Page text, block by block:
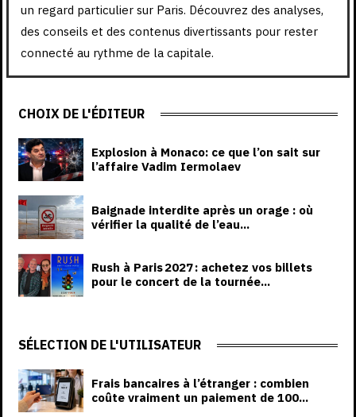
un regard particulier sur Paris. Découvrez des analyses,
des conseils et des contenus divertissants pour rester
connecté au rythme de la capitale.
CHOIX DE L'ÉDITEUR
Explosion à Monaco: ce que l’on sait sur
l’affaire Vadim Iermolaev
Baignade interdite après un orage : où
vérifier la qualité de l’eau...
Rush à Paris 2027 : achetez vos billets
pour le concert de la tournée...
SÉLECTION DE L'UTILISATEUR
Frais bancaires à l’étranger : combien
coûte vraiment un paiement de 100...